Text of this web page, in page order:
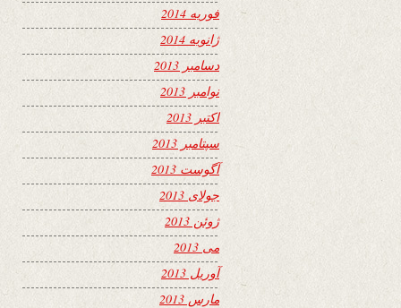
فوریه 2014
ژانویه 2014
دسامبر 2013
نوامبر 2013
اکتبر 2013
سپتامبر 2013
آگوست 2013
جولای 2013
ژوئن 2013
می 2013
آوریل 2013
مارس 2013